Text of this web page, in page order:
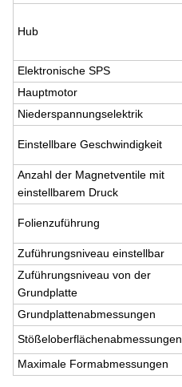
Hub
Elektronische SPS
Hauptmotor
Niederspannungselektrik
Einstellbare Geschwindigkeit
Anzahl der Magnetventile mit
einstellbarem Druck
Folienzuführung
Zuführungsniveau einstellbar
Zuführungsniveau von der
Grundplatte
Grundplattenabmessungen
Stößeloberflächenabmessungen
Maximale Formabmessungen